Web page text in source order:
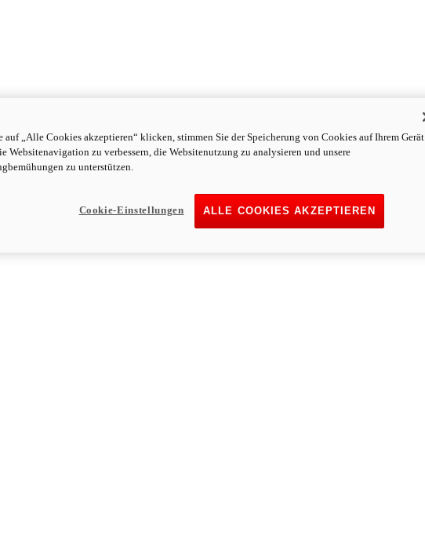
auf „Alle Cookies akzeptieren“ klicken, stimmen Sie der Speicherung von Cookies auf Ihrem Gerät
Websitenavigation zu verbessern, die Websitenutzung zu analysieren und unsere
zu unterstützen.
ALLE COOKIES AKZEPTIEREN
Cookie-Einstellungen